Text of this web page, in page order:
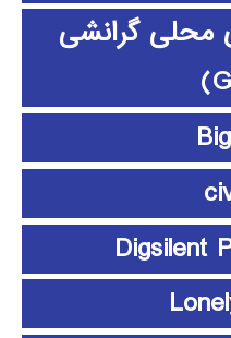
محلی گرانشی
Digsilent